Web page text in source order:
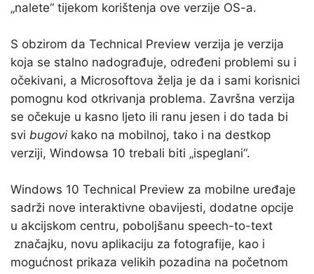
„nalete“ tijekom korištenja ove verzije OS-a.
S obzirom da Technical Preview verzija je verzija
koja se stalno nadograđuje, određeni problemi su i
očekivani, a Microsoftova želja je da i sami korisnici
pomognu kod otkrivanja problema. Završna verzija
se očekuje u kasno ljeto ili ranu jesen i do tada bi
svi bugovi kako na mobilnoj, tako i na destkop
verziji, Windowsa 10 trebali biti „ispeglani“.
Windows 10 Technical Preview za mobilne uređaje
sadrži nove interaktivne obavijesti, dodatne opcije
u akcijskom centru, poboljšanu speech-to-text
značajku, novu aplikaciju za fotografije, kao i
mogućnost prikaza velikih pozadina na početnom